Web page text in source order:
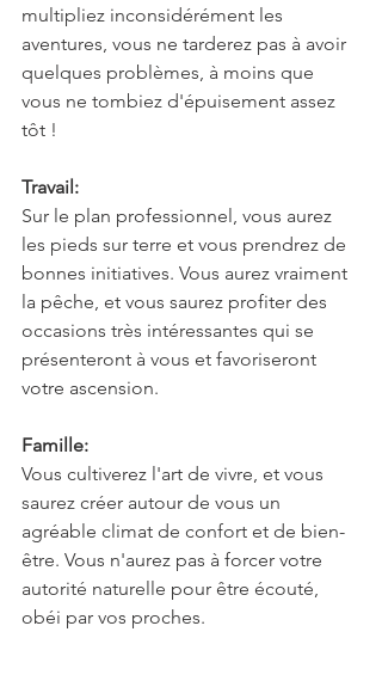
multipliez inconsidérément les
aventures, vous ne tarderez pas à avoir
quelques problèmes, à moins que
vous ne tombiez d'épuisement assez
tôt !
Travail:
Sur le plan professionnel, vous aurez
les pieds sur terre et vous prendrez de
bonnes initiatives. Vous aurez vraiment
la pêche, et vous saurez profiter des
occasions très intéressantes qui se
présenteront à vous et favoriseront
votre ascension.
Famille:
Vous cultiverez l'art de vivre, et vous
saurez créer autour de vous un
agréable climat de confort et de bien-
être. Vous n'aurez pas à forcer votre
autorité naturelle pour être écouté,
obéi par vos proches.